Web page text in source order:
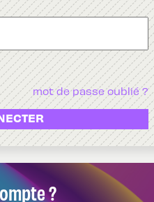
?
mot de passe oublié ?